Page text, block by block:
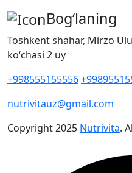
Bog‘laning
Toshkent shahar, Mirzo
koʻchasi 2 uy
+998555155556
nutrivitauz@gmail.com
Copyright2025 Nutrivita.